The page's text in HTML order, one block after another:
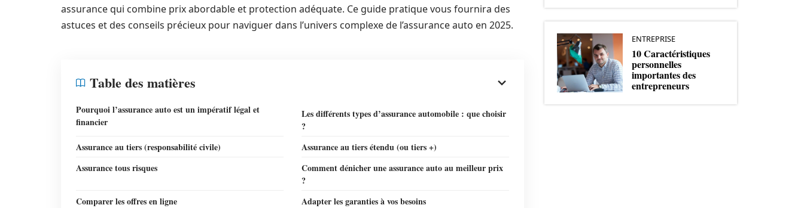
assurance qui combine prix abordable et protection adéquate. Ce guide pratique vous fournira des
astuces et des conseils précieux pour naviguer dans l’univers complexe de l’assurance auto en 2025.
Table des matières
Pourquoi l’assurance auto est un impératif légal et
financier
Les différents types d’assurance automobile : que choisir
?
Assurance au tiers (responsabilité civile)
Assurance au tiers étendu (ou tiers +)
Assurance tous risques
Comment dénicher une assurance auto au meilleur prix
?
Comparer les offres en ligne
Adapter les garanties à vos besoins
ENTREPRISE
10 Caractéristiques
personnelles
importantes des
entrepreneurs